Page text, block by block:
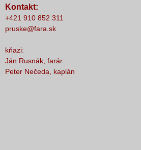
nič nestalo, lebo čo by sme si bez Teba
počali?
Kontakt:
+421 910 852 311
pruske@fara.sk
kňazi:
Ján Rusnák, farár
Peter Nečeda, kaplán